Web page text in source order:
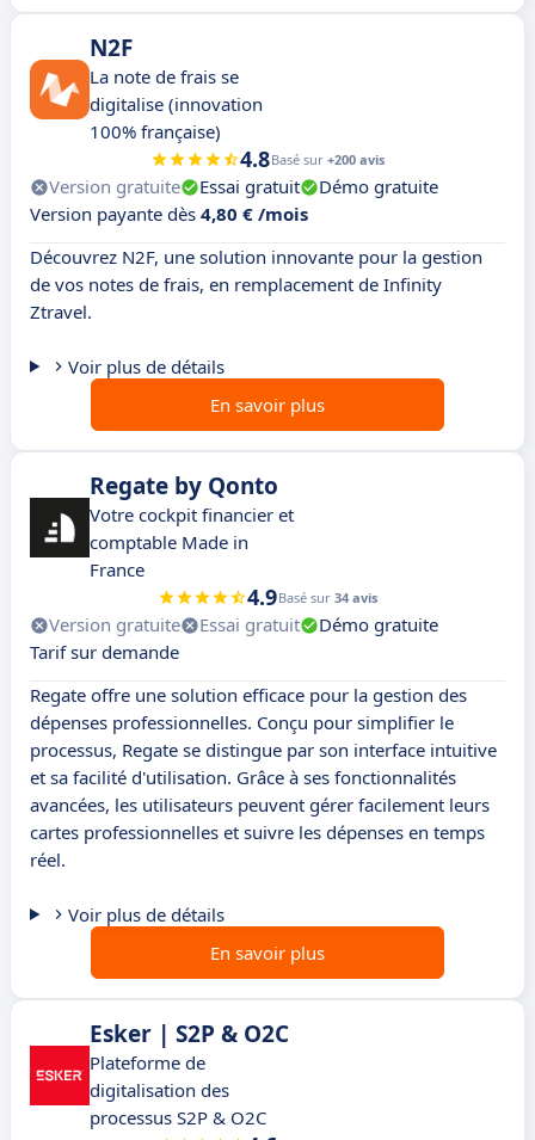
N2F
La note de frais se
digitalise (innovation
100% française)
4.8Basé sur +200 avis
Version gratuite Essai gratuit
Démo gratuite
Version payante dès 4,80 € /mois
Découvrez N2F, une solution innovante pour la gestion
de vos notes de frais, en remplacement de Infinity
Ztravel.
Voir plus de détails
En savoir plus
Regate by Qonto
Votre cockpit financier et
comptable Made in
France
4.9Basé sur 34 avis
Version gratuite Essai gratuit
Démo gratuite
Tarif sur demande
Regate offre une solution efficace pour la gestion des
dépenses professionnelles. Conçu pour simplifier le
processus, Regate se distingue par son interface intuitive
et sa facilité d'utilisation. Grâce à ses fonctionnalités
avancées, les utilisateurs peuvent gérer facilement leurs
cartes professionnelles et suivre les dépenses en temps
réel.
Voir plus de détails
En savoir plus
Esker | S2P & O2C
Plateforme de
digitalisation des
processus S2P & O2C